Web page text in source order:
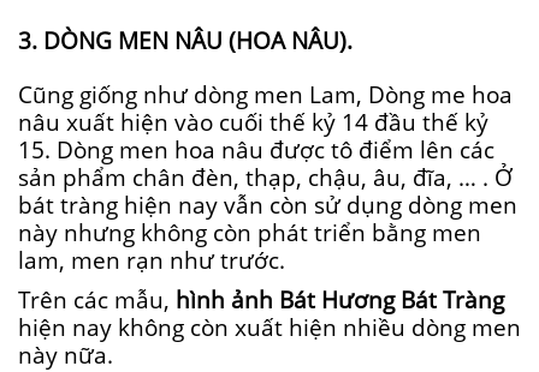
3. DÒNG MEN NÂU (HOA NÂU).
Cũng giống như dòng men Lam, Dòng me hoa
nâu xuất hiện vào cuối thế kỷ 14 đầu thế kỷ
15. Dòng men hoa nâu được tô điểm lên các
sản phẩm chân đèn, thạp, chậu, âu, đĩa, … . Ở
bát tràng hiện nay vẫn còn sử dụng dòng men
này nhưng không còn phát triển bằng men
lam, men rạn như trước.
Trên các mẫu, hình ảnh Bát Hương Bát Tràng
hiện nay không còn xuất hiện nhiều dòng men
này nữa.